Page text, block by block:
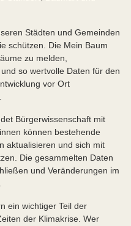
Städten und Gemeinden
schützen. Die Mein Baum
zu melden,
so wertvolle Daten für den
vor Ort
Bürgerwissenschaft mit
können bestehende
aktualisieren und sich mit
Die gesammelten Daten
und Veränderungen im
ein wichtiger Teil der
der Klimakrise. Wer